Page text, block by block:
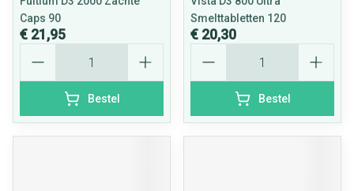
Caps 90
€ 21,95
Bestel
Smelttabletten 120
€ 20,30
Bestel